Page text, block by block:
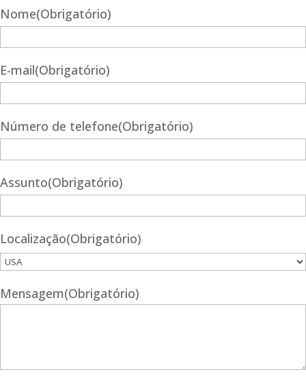
Nome(Obrigatório)
E-mail(Obrigatório)
Número de telefone(Obrigatório)
Assunto(Obrigatório)
Localização(Obrigatório)
Mensagem(Obrigatório)